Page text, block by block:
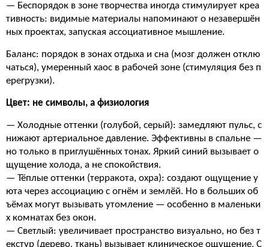
— Беспорядок в зоне творчества иногда стимулирует креа
тивность: видимые материалы напоминают о незавершён
ных проектах, запуская ассоциативное мышление.
Баланс: порядок в зонах отдыха и сна (мозг должен отклю
чаться), умеренный хаос в рабочей зоне (стимуляция без п
ерегрузки).
Цвет: не символы, а физиология
— Холодные оттенки (голубой, серый): замедляют пульс, с
нижают артериальное давление. Эффективны в спальне —
но только в приглушённых тонах. Яркий синий вызывает о
щущение холода, а не спокойствия.
— Тёплые оттенки (терракота, охра): создают ощущение у
юта через ассоциацию с огнём и землёй. Но в больших об
ъёмах могут вызывать утомление — особенно в маленьки
х комнатах без окон.
— Светлый: увеличивает пространство визуально, но без т
екстур (дерево, ткань) вызывает клиническое ощущение. С